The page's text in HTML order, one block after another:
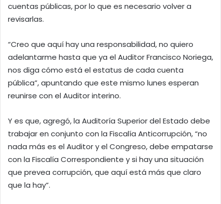
cuentas públicas, por lo que es necesario volver a
revisarlas.
“Creo que aquí hay una responsabilidad, no quiero
adelantarme hasta que ya el Auditor Francisco Noriega,
nos diga cómo está el estatus de cada cuenta
pública”, apuntando que este mismo lunes esperan
reunirse con el Auditor interino.
Y es que, agregó, la Auditoría Superior del Estado debe
trabajar en conjunto con la Fiscalía Anticorrupción, “no
nada más es el Auditor y el Congreso, debe empatarse
con la Fiscalía Correspondiente y si hay una situación
que prevea corrupción, que aquí está más que claro
que la hay”.